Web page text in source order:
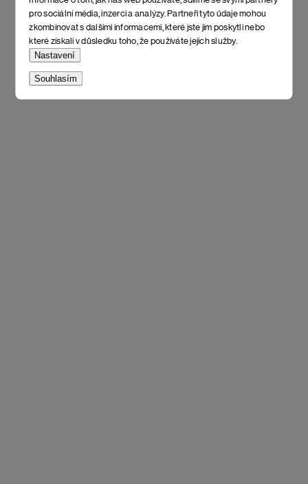
pro sociální média, inzerci a analýzy. Partneři tyto údaje mohou
zkombinovat s dalšími informacemi, které jste jim poskytli nebo
které získali v důsledku toho, že používáte jejich služby.
Nastavení
Souhlasím